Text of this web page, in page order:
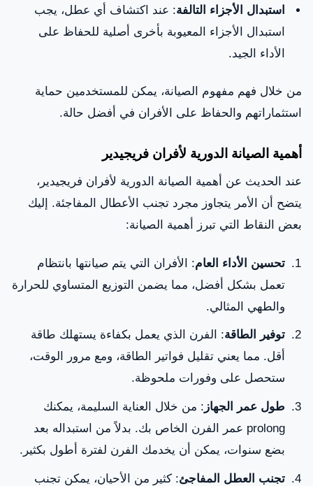
استبدال الأجزاء التالفة: عند اكتشاف أي عطل، يجب
استبدال الأجزاء المعيوبة بأخرى أصلية للحفاظ على
الأداء الجيد.
من خلال فهم مفهوم الصيانة، يمكن للمستخدمين حماية
استثماراتهم والحفاظ على الأفران في أفضل حالة.
أهمية الصيانة الدورية لأفران فريجيدير
عند الحديث عن أهمية الصيانة الدورية لأفران فريجيدير،
يتضح أن الأمر يتجاوز مجرد تجنب الأعطال المفاجئة. إليك
بعض النقاط التي تبرز أهمية الصيانة:
تحسين الأداء العام: الأفران التي يتم صيانتها بانتظام
تعمل بشكل أفضل، مما يضمن التوزيع المتساوي للحرارة
والطهي المثالي.
توفير الطاقة: الفرن الذي يعمل بكفاءة يستهلك طاقة
أقل. مما يعني تقليل فواتير الطاقة، ومع مرور الوقت،
ستحصل على وفورات ملحوظة.
طول عمر الجهاز : من خلال العناية السليمة، يمكنك
prolong عمر الفرن الخاص بك. بدلاً من استبداله بعد
بضع سنوات، يمكن أن يخدمك الفرن لفترة أطول بكثير.
تجنب العطل المفاجئ: كثير من الأحيان، يمكن تجنب